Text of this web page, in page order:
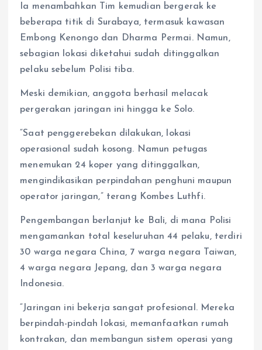
Ia menambahkan Tim kemudian bergerak ke
beberapa titik di Surabaya, termasuk kawasan
Embong Kenongo dan Dharma Permai. Namun,
sebagian lokasi diketahui sudah ditinggalkan
pelaku sebelum Polisi tiba.
Meski demikian, anggota berhasil melacak
pergerakan jaringan ini hingga ke Solo.
“Saat penggerebekan dilakukan, lokasi
operasional sudah kosong. Namun petugas
menemukan 24 koper yang ditinggalkan,
mengindikasikan perpindahan penghuni maupun
operator jaringan,” terang Kombes Luthfi.
Pengembangan berlanjut ke Bali, di mana Polisi
mengamankan total keseluruhan 44 pelaku, terdiri
30 warga negara China, 7 warga negara Taiwan,
4 warga negara Jepang, dan 3 warga negara
Indonesia.
“Jaringan ini bekerja sangat profesional. Mereka
berpindah-pindah lokasi, memanfaatkan rumah
kontrakan, dan membangun sistem operasi yang